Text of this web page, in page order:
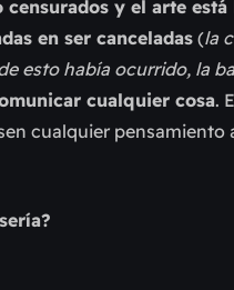
y el arte está
en ser canceladas(la
esto había ocurrido, la
cualquier cosa.
cualquier pensamiento